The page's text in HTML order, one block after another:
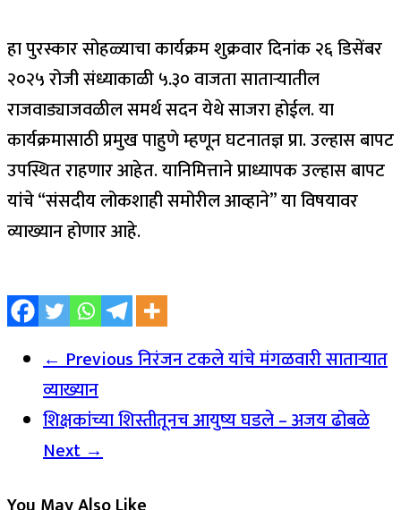
हा पुरस्कार सोहळ्याचा कार्यक्रम शुक्रवार दिनांक २६ डिसेंबर
२०२५ रोजी संध्याकाळी ५.३० वाजता साताऱ्यातील
राजवाड्याजवळील समर्थ सदन येथे साजरा होईल. या
कार्यक्रमासाठी प्रमुख पाहुणे म्हणून घटनातज्ञ प्रा. उल्हास बापट
उपस्थित राहणार आहेत. यानिमित्ताने प्राध्यापक उल्हास बापट
यांचे “संसदीय लोकशाही समोरील आव्हाने” या विषयावर
व्याख्यान होणार आहे.
← Previousनिरंजन टकले यांचे मंगळवारी साताऱ्यात
व्याख्यान
शिक्षकांच्या शिस्तीतूनच आयुष्य घडले – अजय ढोबळे
Next →